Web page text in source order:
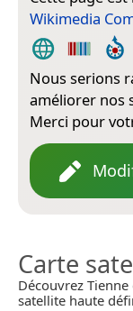
Wikimedia
Nous serions
améliorer nos
Merci pour
Carte
Découvrez
satellite haute